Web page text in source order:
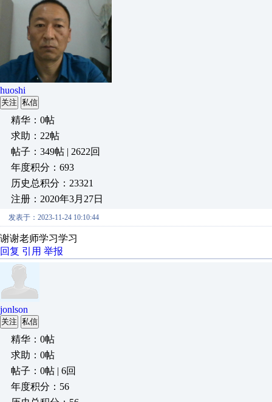
huoshi
关注 私信
精华：0帖
求助：22帖
帖子：349帖 | 2622回
年度积分：693
历史总积分：23321
注册：2020年3月27日
发表于：2023-11-24 10:10:44
谢谢老师学习学习
回复 引用 举报
jonlson
关注 私信
精华：0帖
求助：0帖
帖子：0帖 | 6回
年度积分：56